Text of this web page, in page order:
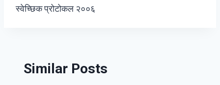
स्वेच्छिक प्रोटोकल २००६
Similar Posts